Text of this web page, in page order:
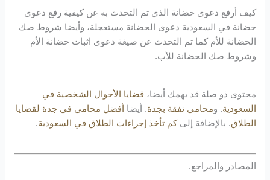
جسدية او نفسية وغير ذلك..
كيف أرفع دعوى حضانة الذي تم التحدث به عن كيفية رفع دعوى
حضانة في السعودية دعوى الحضانة مستعجلة، وأيضا شروط صك
الحضانة للأم كما تم التحدث عن صيغة دعوى اثبات حضانة الأم
وشروط صك الحضانة للأب.
محتوى ذو صلة قد يهمك أيضا، قضايا الأحوال الشخصية في
السعودية. ومحامي نفقة بجدة. أيضا أفضل محامي في جدة لقضايا
الطلاق. بالإضافة إلىكم تأخذ إجراءات الطلاق في السعودية.
المصادر والمراجع.